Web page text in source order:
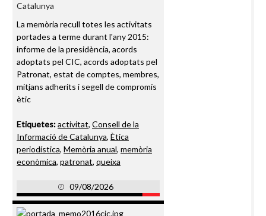
Catalunya
La memòria recull totes les activitats
portades a terme durant l'any 2015:
informe de la presidència, acords
adoptats pel CIC, acords adoptats pel
Patronat, estat de comptes, membres,
mitjans adherits i segell de compromís
ètic
Etiquetes:activitat, Consell de la
Informació de Catalunya, Ètica
periodística, Memòria anual, memòria
econòmica, patronat, queixa
09/08/2026